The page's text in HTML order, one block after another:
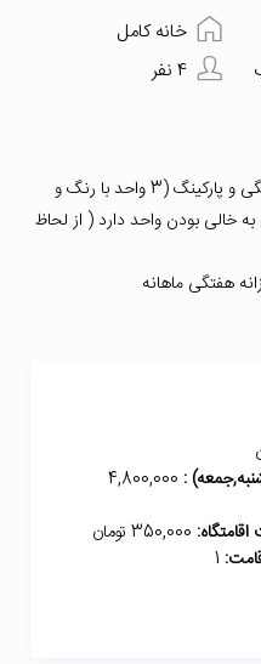
خانه کامل
4 نفر
آپارتمان دو خواب با سرویس ایرانی فرنگی و پارکینگ (3 واحد با رنگ و
خالی بودن واحد دارد ( از لحاظ
هفتگی ماهانه
:
4,800,000